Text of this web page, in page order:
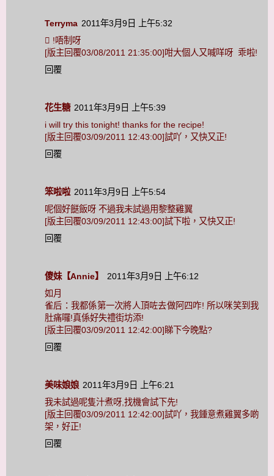
Terryma 2011年3月9日 上午5:32
 !唔制呀
[版主回覆03/08/2011 21:35:00]咁大個人又喊咩呀 乖啦!
回覆
花生糖 2011年3月9日 上午5:39
i will try this tonight! thanks for the recipe!
[版主回覆03/09/2011 12:43:00]試吖，又快又正!
回覆
笨啦啦 2011年3月9日 上午5:54
呢個好餸飯呀 不過我未試過用黎整雞翼
[版主回覆03/09/2011 12:43:00]試下啦，又快又正!
回覆
傻妹【Annie】
2011年3月9日 上午6:12
如月
雀后：我都係第一次將人頂咗去做阿四咋! 所以咪笑到我
肚痛囉!真係好失禮街坊添!
[版主回覆03/09/2011 12:42:00]睇下今晚點?
回覆
美味娘娘 2011年3月9日 上午6:21
我未試過呢隻汁煮呀,找機會試下先!
[版主回覆03/09/2011 12:42:00]試吖，我鍾意煮雞翼多啲
架，好正!
回覆